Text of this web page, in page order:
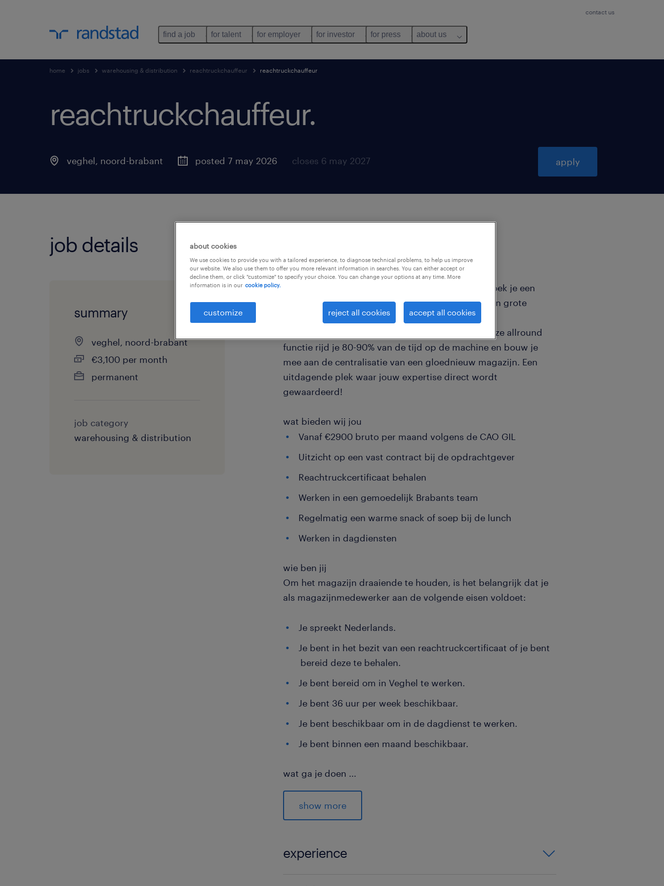
contact us
find a job for talent for employer for investor for press about us
home jobs warehousing & distribution reachtruckchauffeur reachtruckchauffeur
reachtruckchauffeur.
veghel, noord-brabant posted 7 may 2026 closes 6 may 2027 apply
job details
summary
veghel, noord-brabant
€3,100 per month
permanent
job category
warehousing & distribution
Zit jij het liefst de hele dag op de reachtruck en zoek je een
baan met échte toekomstmogelijkheden? Voor een grote
bakkersgroothandel in Veghel zoeken wij een
Reachtruckchauffeur die het verschil maakt. In deze allround
functie rijd je 80-90% van de tijd op de machine en bouw je
mee aan de centralisatie van een gloednieuw magazijn. Een
uitdagende plek waar jouw expertise direct wordt
gewaardeerd!
wat bieden wij jou
Vanaf €2900 bruto per maand volgens de CAO GIL
Uitzicht op een vast contract bij de opdrachtgever
Reachtruckcertificaat behalen
Werken in een gemoedelijk Brabants team
Regelmatig een warme snack of soep bij de lunch
Werken in dagdiensten
wie ben jij
Om het magazijn draaiende te houden, is het belangrijk dat je
als magazijnmedewerker aan de volgende eisen voldoet:
Je spreekt Nederlands.
Je bent in het bezit van een reachtruckcertificaat of je bent
bereid deze te behalen.
Je bent bereid om in Veghel te werken.
Je bent 36 uur per week beschikbaar.
Je bent beschikbaar om in de dagdienst te werken.
Je bent binnen een maand beschikbaar.
wat ga je doen ...
Samen met je collega's zorg je dat het magazijn op rolletjes
loopt. Jouw focus ligt op het zwaardere werk en de inkomende
stroom:
Verantwoordelijk voor goederenontvangst: Je controleert
show more
experience
about cookies
We use cookies to provide you with a tailored experience, to diagnose technical problems, to help us improve
our website. We also use them to offer you more relevant information in searches. You can either accept or
decline them, or click "customize" to specify your choice. You can change your options at any time. More
information is in our cookie policy.
customize reject all cookies accept all cookies